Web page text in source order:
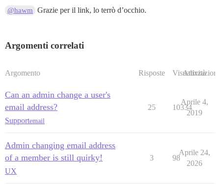
@hawm Grazie per il link, lo terrò d’occhio.
Argomenti correlati
Argomento Risposte Visualizzazioni
Attività
Can an admin change a user's
email address?
Supportemail
25 10334
Aprile 4,
2019
Admin changing email address
of a member is still quirky!
UX
3 98
Aprile 24,
2026